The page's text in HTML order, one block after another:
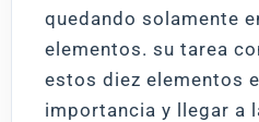
quedando solamente
elementos. su tarea
estos diez elementos
importancia y llegar a